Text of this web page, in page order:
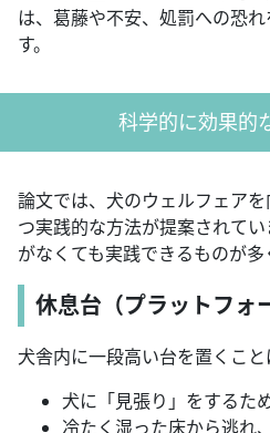
は、葛藤や不安、処罰への恐
す。
科学的に効果的
論文では、犬のウェルフェア
つ実践的な方法が提案されて
がなくても実践できるものが多
休息台（プラットフォ
犬舎内に一段高い台を置くこと
犬に「見張り」をするた
冷たく湿った床から逃れ